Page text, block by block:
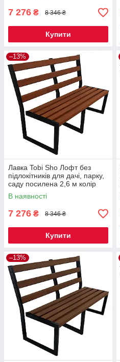
7 276 ₴ 8 346 ₴
Купити
–13%
Лавка Tobi Sho Лофт без
підлокітників для дачі, парку,
саду посилена 2,6 м колір
макасар
В наявності
7 276 ₴ 8 346 ₴
Купити
–13%